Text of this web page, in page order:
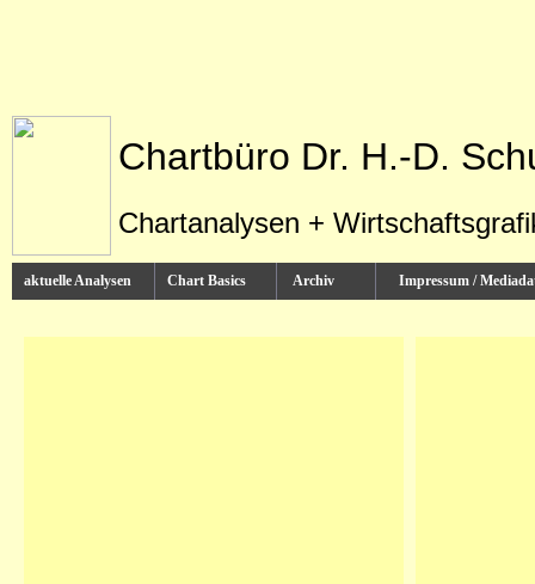
Chartbüro Dr. H.-D.
Chartanalysen +
aktuelle Analysen Chart Basics Archiv Impressum /